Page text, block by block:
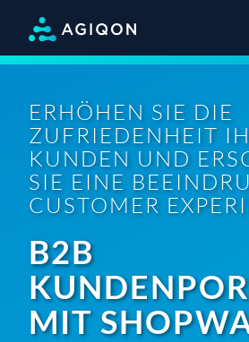
ERHÖHEN SIE DIE
ZUFRIEDENHEIT
KUNDEN UND
SIE EINE
CUSTOMER
B2B
MIT